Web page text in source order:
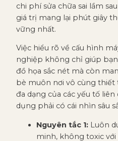
chi phí sửa chữa sai lầm
giá trị mang lại phút giây
vững nhất.
Việc hiểu rõ về cấu hình
nghiệp không chỉ giúp
đồ họa sắc nét mà còn
bè muôn nơi vô cùng
đa dạng của các yếu tố
dụng phải có cái nhìn sâu
Nguyên tắc 1: Luôn
minh, không toxic